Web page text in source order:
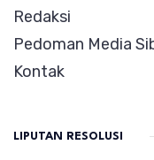
Redaksi
Pedoman Media
Kontak
LIPUTAN RESOLUSI